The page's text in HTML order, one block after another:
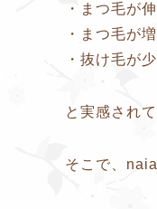
・まつ毛が
・まつ毛が
・抜け毛が
と実感され
そこで、